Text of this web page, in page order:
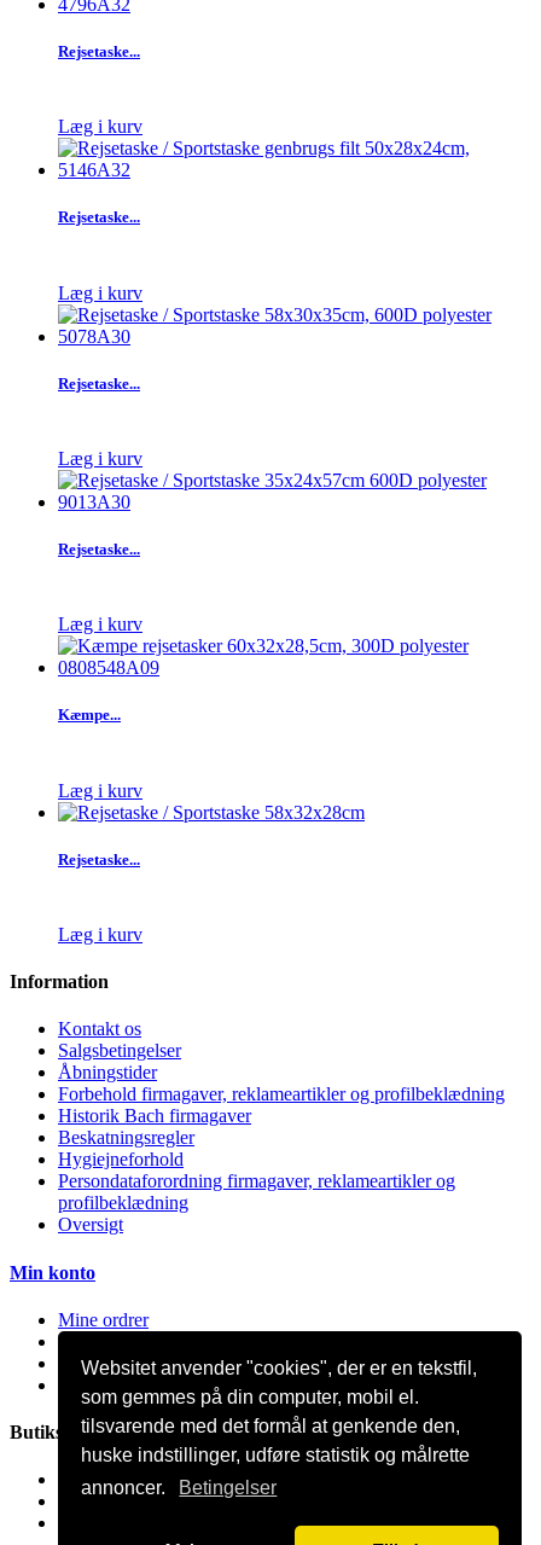
Websitet anvender "cookies", der er en tekstfil,
som gemmes på din computer, mobil el.
tilsvarende med det formål at genkende den,
huske indstillinger, udføre statistik og målrette
annoncer.
Betingelser
Rejsetaske...
Læg i kurv
Rejsetaske...
Læg i kurv
Rejsetaske...
Læg i kurv
Rejsetaske...
Læg i kurv
Kæmpe...
Læg i kurv
Rejsetaske...
Læg i kurv
Information
Kontakt os
Salgsbetingelser
Åbningstider
Forbehold firmagaver, reklameartikler og profilbeklædning
Historik Bach firmagaver
Beskatningsregler
Hygiejneforhold
Persondataforordning firmagaver, reklameartikler og
profilbeklædning
Oversigt
Min konto
Mine ordrer
Mine kreditnotaer
Mine adresser
Butiksinformation
Bach Promotion, Trafikskolevej 2 7400 Herning Danmark
81 44 12 12
mail@bach-firmagaver.dk